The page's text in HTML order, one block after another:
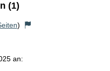
(1)
)
an: